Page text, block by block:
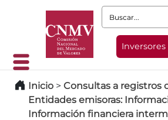
Buscar:
Inversores
Inicio > Consultas a registros
Entidades emisoras:
Información financiera